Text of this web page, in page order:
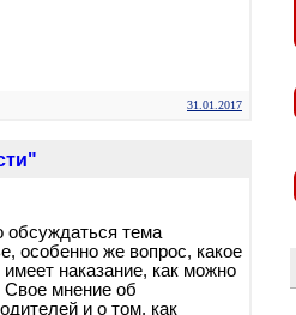
31.01.2017
обсуждаться тема
особенно же вопрос, какое
наказание, как можно
Свое мнение об
и о том, как